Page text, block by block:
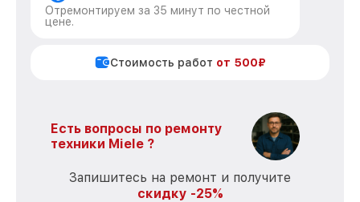
Отремонтируем за 35 минут по честной
цене.
Стоимость работ от 500₽
Есть вопросы по ремонту
техники Miele ?
Запишитесь на ремонт и получите
скидку -25%